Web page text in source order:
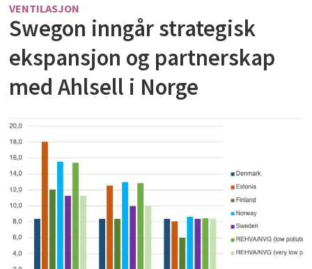
VENTILASJON
Swegon inngår strategisk
ekspansjon og partnerskap
med Ahlsell i Norge